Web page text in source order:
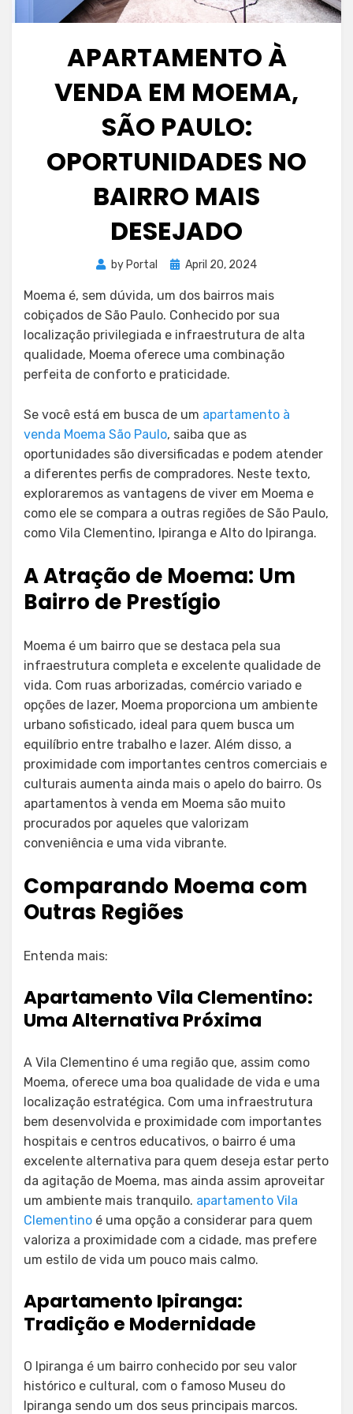
APARTAMENTO À
VENDA EM MOEMA,
SÃO PAULO:
OPORTUNIDADES NO
BAIRRO MAIS
DESEJADO
by Portal
Posted
April 20, 2024
Moema é, sem dúvida, um dos bairros mais
cobiçados de São Paulo. Conhecido por sua
localização privilegiada e infraestrutura de alta
qualidade, Moema oferece uma combinação
perfeita de conforto e praticidade.
Se você está em busca de um apartamento à
venda Moema São Paulo, saiba que as
oportunidades são diversificadas e podem atender
a diferentes perfis de compradores. Neste texto,
exploraremos as vantagens de viver em Moema e
como ele se compara a outras regiões de São Paulo,
como Vila Clementino, Ipiranga e Alto do Ipiranga.
A Atração de Moema: Um
Bairro de Prestígio
Moema é um bairro que se destaca pela sua
infraestrutura completa e excelente qualidade de
vida. Com ruas arborizadas, comércio variado e
opções de lazer, Moema proporciona um ambiente
urbano sofisticado, ideal para quem busca um
equilíbrio entre trabalho e lazer. Além disso, a
proximidade com importantes centros comerciais e
culturais aumenta ainda mais o apelo do bairro. Os
apartamentos à venda em Moema são muito
procurados por aqueles que valorizam
conveniência e uma vida vibrante.
Comparando Moema com
Outras Regiões
Entenda mais:
Apartamento Vila Clementino:
Uma Alternativa Próxima
A Vila Clementino é uma região que, assim como
Moema, oferece uma boa qualidade de vida e uma
localização estratégica. Com uma infraestrutura
bem desenvolvida e proximidade com importantes
hospitais e centros educativos, o bairro é uma
excelente alternativa para quem deseja estar perto
da agitação de Moema, mas ainda assim aproveitar
um ambiente mais tranquilo. apartamento Vila
Clementino é uma opção a considerar para quem
valoriza a proximidade com a cidade, mas prefere
um estilo de vida um pouco mais calmo.
Apartamento Ipiranga:
Tradição e Modernidade
O Ipiranga é um bairro conhecido por seu valor
histórico e cultural, com o famoso Museu do
Ipiranga sendo um dos seus principais marcos.